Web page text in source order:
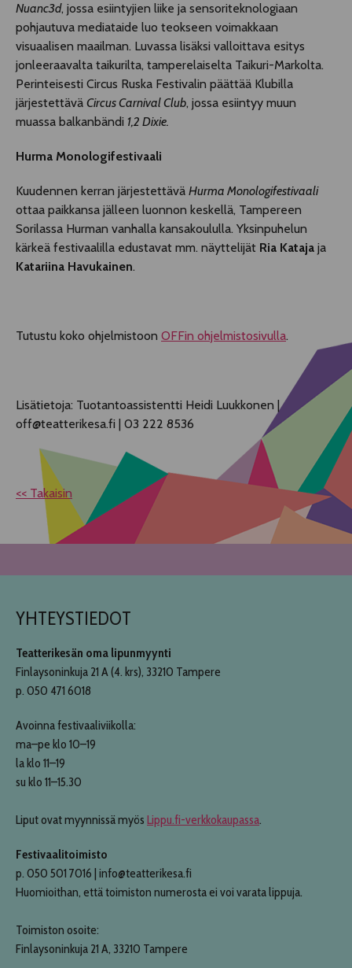
Nuanc3d, jossa esiintyjien liike ja sensoriteknologiaan
pohjautuva mediataide luo teokseen voimakkaan
visuaalisen maailman. Luvassa lisäksi valloittava esitys
jonleeraavalta taikurilta, tamperelaiselta Taikuri-Markolta.
Perinteisesti Circus Ruska Festivalin päättää Klubilla
järjestettävä Circus Carnival Club, jossa esiintyy muun
muassa balkanbändi 1,2 Dixie.
Hurma Monologifestivaali
Kuudennen kerran järjestettävä Hurma Monologifestivaali
ottaa paikkansa jälleen luonnon keskellä, Tampereen
Sorilassa Hurman vanhalla kansakoululla. Yksinpuhelun
kärkeä festivaalilla edustavat mm. näyttelijät Ria Kataja ja
Katariina Havukainen.
Tutustu koko ohjelmistoon OFFin ohjelmistosivulla.
Lisätietoja: Tuotantoassistentti Heidi Luukkonen |
off@teatterikesa.fi | 03 222 8536
<< Takaisin
YHTEYSTIEDOT
Teatterikesän oma lipunmyynti
Finlaysoninkuja 21 A (4. krs), 33210 Tampere
p. 050 471 6018
Avoinna festivaaliviikolla:
ma–pe klo 10–19
la klo 11–19
su klo 11–15.30
Liput ovat myynnissä myös Lippu.fi-verkkokaupassa.
Festivaalitoimisto
p. 050 501 7016 | info@teatterikesa.fi
Huomioithan, että toimiston numerosta ei voi varata lippuja.
Toimiston osoite:
Finlaysoninkuja 21 A, 33210 Tampere